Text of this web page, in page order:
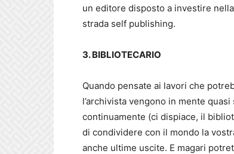
un editore disposto a investire
strada self publishing.
3. BIBLIOTECARIO
Quando pensate ai lavori che
l’archivista vengono in mente
continuamente (ci dispiace, il
di condividere con il mondo la
anche ultime uscite. E magari